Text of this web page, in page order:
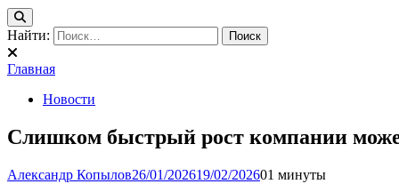
Найти:
Главная
Новости
Слишком быстрый рост компании
Александр Копылов26/01/202619/02/202601 минуты